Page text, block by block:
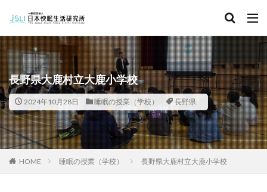
長野県大鹿村立大鹿小学校
2024年10月28日 睡眠の授業（学校） 長野県
HOME 睡眠の授業（学校） 長野県大鹿村立大鹿小学校
カテゴリー
タグ
北海道 青森県 秋田県 茨城県
埼玉県
千葉県
東京都 富山県 石川県
福井県
長野県
滋賀県 京都府 島根県
山口県